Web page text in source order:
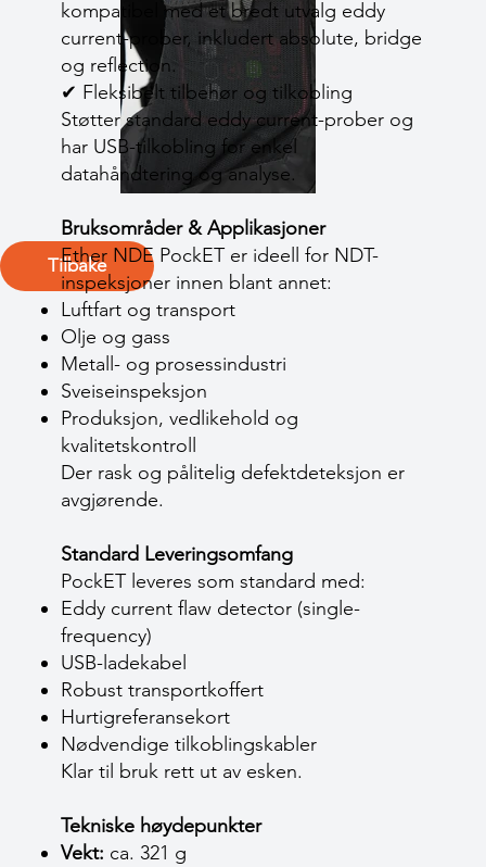
Tilbake
kompatibel med et bredt utvalg eddy
current-prober, inkludert absolute, bridge
og reflection.
✔ Fleksibelt tilbehør og tilkobling
Støtter standard eddy current-prober og
har USB-tilkobling for enkel
datahåndtering og analyse.
Bruksområder & Applikasjoner
Ether NDE PockET er ideell for NDT-
inspeksjoner innen blant annet:
Luftfart og transport
Olje og gass
Metall- og prosessindustri
Sveiseinspeksjon
Produksjon, vedlikehold og
kvalitetskontroll
Der rask og pålitelig defektdeteksjon er
avgjørende.
Standard Leveringsomfang
PockET leveres som standard med:
Eddy current flaw detector (single-
frequency)
USB-ladekabel
Robust transportkoffert
Hurtigreferansekort
Nødvendige tilkoblingskabler
Klar til bruk rett ut av esken.
Tekniske høydepunkter
Vekt: ca. 321 g